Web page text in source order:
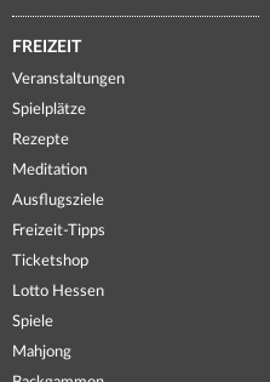
FREIZEIT
Veranstaltungen
Spielplätze
Rezepte
Meditation
Ausflugsziele
Freizeit-Tipps
Ticketshop
Lotto Hessen
Spiele
Mahjong